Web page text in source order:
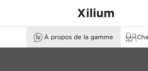
Xilium
À propos de la gamme
best
partner
none